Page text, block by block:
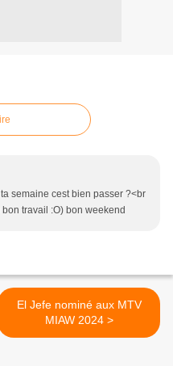
semaine cest bien passer ?<br
travail :O) bon weekend
El Jefe nominé aux MTV
MIAW 2024 >